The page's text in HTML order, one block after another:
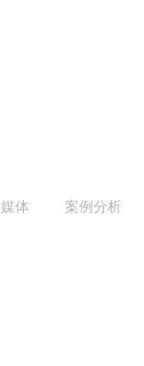
媒体 案例分析